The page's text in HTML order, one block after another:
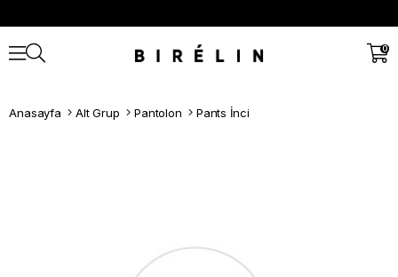
0
Anasayfa Alt Grup Pantolon Pants İnci